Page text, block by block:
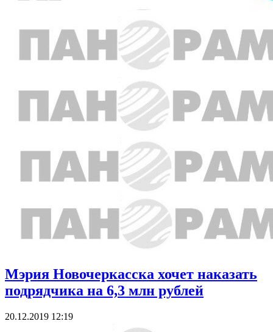
Мэрия Новочеркасска хочет наказать
подрядчика на 6,3 млн рублей
20.12.2019 12:19